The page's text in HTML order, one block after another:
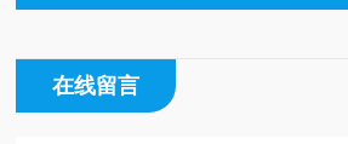
在线留言